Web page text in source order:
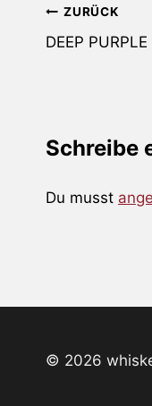
ZURÜCK
DEEP
Schreibe
Du musst
© 2026